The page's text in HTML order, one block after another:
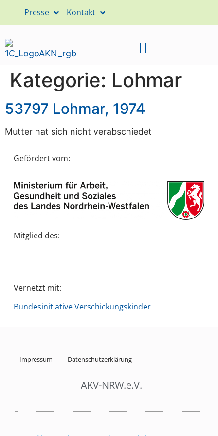
Presse Kontakt
Kategorie: Lohmar
53797 Lohmar, 1974
Mutter hat sich nicht verabschiedet
Gefördert vom:
Mitglied des:
Vernetzt mit:
Bundesinitiative Verschickungskinder
Impressum Datenschutzerklärung
AKV-NRW.e.V.